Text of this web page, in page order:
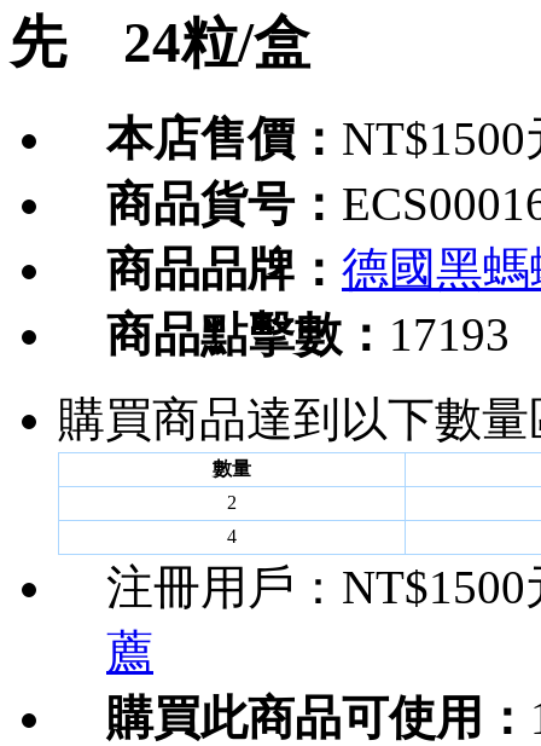
先 24粒/盒
本店售價： NT$1500
商品貨号：
商品品牌： 德國黑螞
商品點擊數： 17193
購買商品達到以下數
數量
2
4
注冊用戶： NT$1500
薦
購買此商品可使用：